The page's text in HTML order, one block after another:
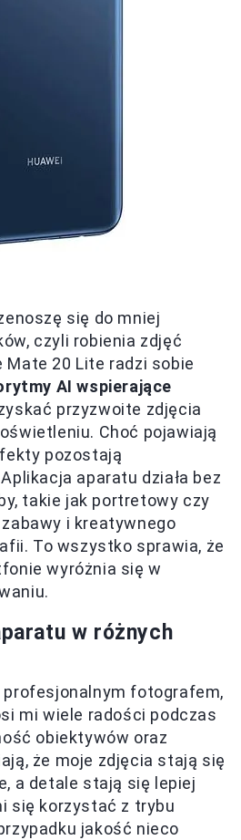
się do mniej
czyli robienia zdjęć
Mate 20 Lite radzi sobie
AI wspierające
przyzwoite zdjęcia
Choć pojawiają
pozostają
aparatu działa bez
takie jak portretowy czy
i kreatywnego
To wszystko sprawia, że
wyróżnia się w
w różnych
fotografem,
mi wiele radości podczas
obiektywów oraz
że moje zdjęcia stają się
a detale stają się lepiej
się korzystać z trybu
jakość nieco